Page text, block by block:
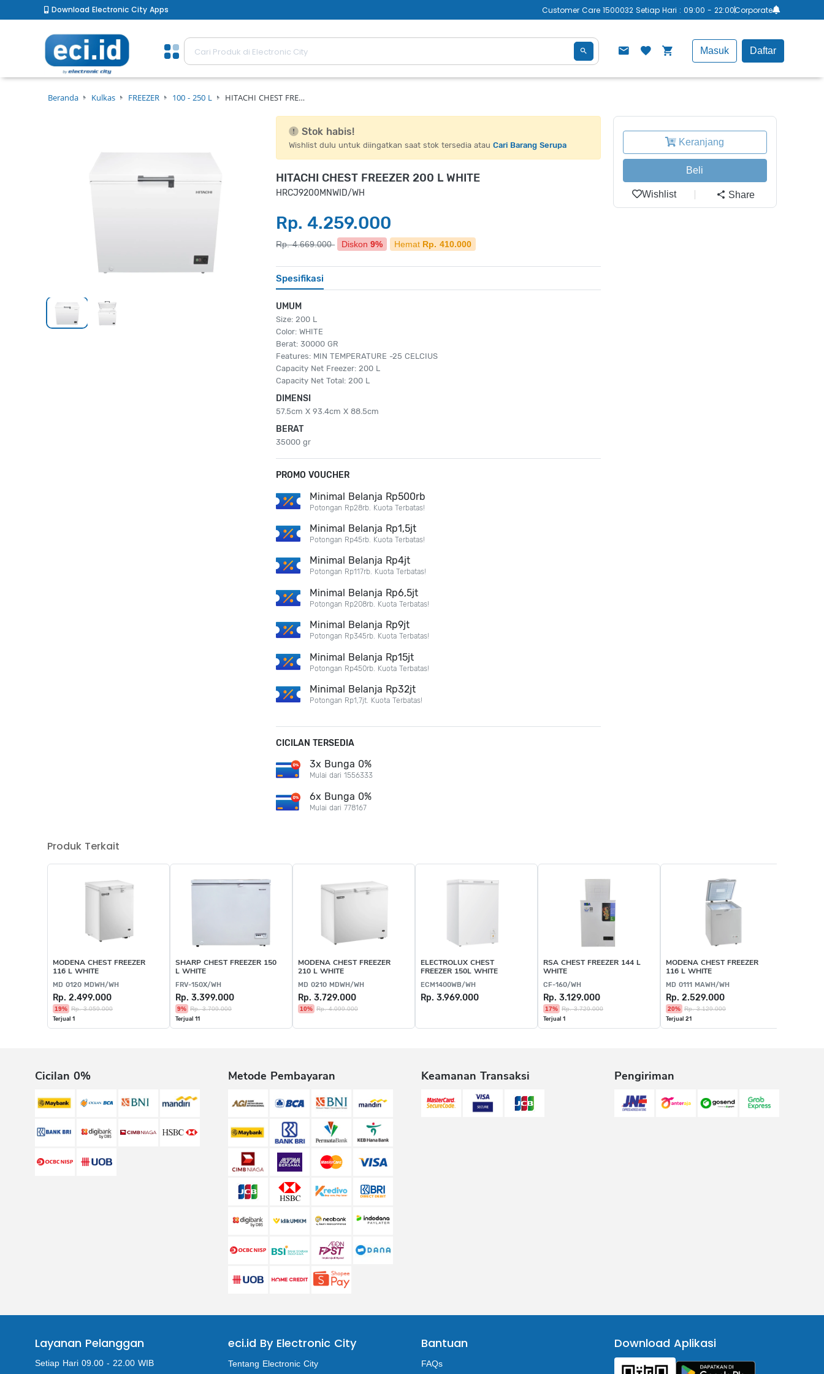
Download Electronic City Apps Customer Care 1500032 Setiap Hari : 09:00 - 22:00Corporate
Masuk Daftar
Beranda Kulkas FREEZER 100 - 250 L HITACHI CHEST FRE…
Stok habis!
Wishlist dulu untuk diingatkan saat stok tersedia atauCari Barang Serupa
HITACHI CHEST FREEZER 200 L WHITE
HRCJ9200MNWID/WH
Rp. 4.259.000
Rp. 4.669.000 Diskon 9% Hemat Rp. 410.000
Spesifikasi
UMUM
Size: 200 L
Color: WHITE
Berat: 30000 GR
Features: MIN TEMPERATURE -25 CELCIUS
Capacity Net Freezer: 200 L
Capacity Net Total: 200 L
DIMENSI
57.5cm X 93.4cm X 88.5cm
BERAT
35000 gr
PROMO VOUCHER
Minimal Belanja Rp500rb
Potongan Rp28rb. Kuota Terbatas!
Minimal Belanja Rp1,5jt
Potongan Rp45rb. Kuota Terbatas!
Minimal Belanja Rp4jt
Potongan Rp117rb. Kuota Terbatas!
Minimal Belanja Rp6,5jt
Potongan Rp208rb. Kuota Terbatas!
Minimal Belanja Rp9jt
Potongan Rp345rb. Kuota Terbatas!
Minimal Belanja Rp15jt
Potongan Rp450rb. Kuota Terbatas!
Minimal Belanja Rp32jt
Potongan Rp1,7jt. Kuota Terbatas!
CICILAN TERSEDIA
3x Bunga 0%
Mulai dari 1556333
6x Bunga 0%
Mulai dari 778167
Keranjang
Beli
Wishlist Share
Produk Terkait
MODENA CHEST FREEZER
116 L WHITE
MD 0120 MDWH/WH
Rp. 2.499.000
19% Rp. 3.059.000
Terjual 1
SHARP CHEST FREEZER 150
L WHITE
FRV-150X/WH
Rp. 3.399.000
9% Rp. 3.709.000
Terjual 11
MODENA CHEST FREEZER
210 L WHITE
MD 0210 MDWH/WH
Rp. 3.729.000
10% Rp. 4.099.000
ELECTROLUX CHEST
FREEZER 150L WHITE
ECM1400WB/WH
Rp. 3.969.000
RSA CHEST FREEZER 144 L
WHITE
CF-160/WH
Rp. 3.129.000
17% Rp. 3.729.000
Terjual 1
MODENA CHEST FREEZER
116 L WHITE
MD 0111 MAWH/WH
Rp. 2.529.000
20% Rp. 3.129.000
Terjual 21
Cicilan 0% Metode Pembayaran Keamanan Transaksi Pengiriman
Layanan Pelanggan
Setiap Hari 09.00 - 22.00 WIB
eci.id By Electronic City
Tentang Electronic City
Bantuan
FAQs
Download Aplikasi